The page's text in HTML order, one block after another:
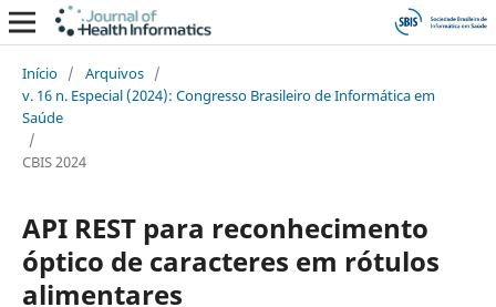
Início / Arquivos /
v. 16 n. Especial (2024): Congresso Brasileiro de Informática em
Saúde
/
CBIS 2024
API REST para reconhecimento
óptico de caracteres em rótulos
alimentares